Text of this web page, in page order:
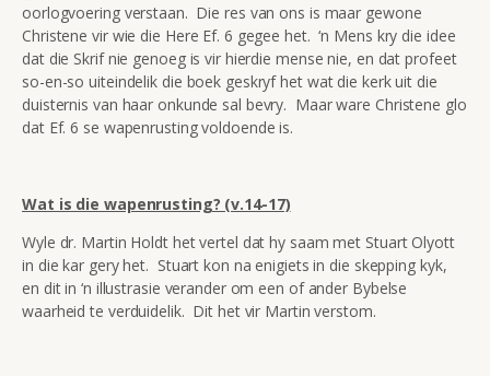
oorlogvoering verstaan. Die res van ons is maar gewone
Christene vir wie die Here Ef. 6 gegee het. ‘n Mens kry die idee
dat die Skrif nie genoeg is vir hierdie mense nie, en dat profeet
so-en-so uiteindelik die boek geskryf het wat die kerk uit die
duisternis van haar onkunde sal bevry. Maar ware Christene glo
dat Ef. 6 se wapenrusting voldoende is.
Wat is die wapenrusting? (v.14-17)
Wyle dr. Martin Holdt het vertel dat hy saam met Stuart Olyott
in die kar gery het. Stuart kon na enigiets in die skepping kyk,
en dit in ‘n illustrasie verander om een of ander Bybelse
waarheid te verduidelik. Dit het vir Martin verstom.